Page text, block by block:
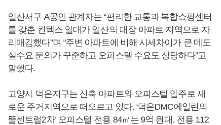
일산서구 A공인 관계자는 “편리한 교통과 복합쇼핑센터
를 갖춘 킨텍스 일대가 일산의 대장 아파트 지역으로 자
리매김했다”며 “주변 아파트에 비해 시세차이가 큰 데도
실수요 문의가 꾸준하고 오피스텔 수요도 상당하다”고
말했다.
고양시 덕은지구는 신축 아파트와 오피스텔 입주로 새
로운 주거지역으로 떠오르고 있다. ‘덕은DMC에일린의
뜰센트럴2차’ 오피스텔 전용 84㎡는 9억 원대, 전용 112